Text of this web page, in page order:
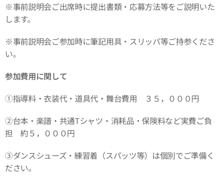
※事前説明会ご出席時に提出書類・応募方法等をご説明いた
します。
※事前説明会ご参加時に筆記用具・スリッパ等ご持参くださ
い。
参加費用に関して
①指導料・衣装代・道具代・舞台費用 ３５，０００円
②台本・楽譜・共通Tシャツ・消耗品・保険料など実費ご負
担 約５，０００円
③ダンスシューズ・練習着（スパッツ等）は個別でご準備く
ださい。